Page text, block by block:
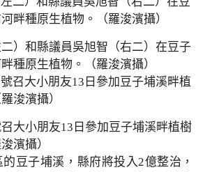
）和縣議員吳旭智（右二）在豆子
種原生植物。（羅浚濱攝）
大小朋友13日參加豆子埔溪畔植樹
濱攝）
豆子埔溪，縣府將投入2億整治，